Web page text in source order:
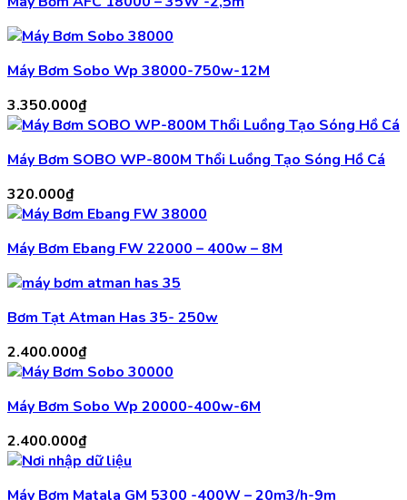
Máy Bơm Sobo Wp 38000-750w-12M
3.350.000₫
Máy Bơm SOBO WP-800M Thổi Luồng Tạo Sóng Hồ Cá
320.000₫
Máy Bơm Ebang FW 22000 – 400w – 8M
Bơm Tạt Atman Has 35- 250w
2.400.000₫
Máy Bơm Sobo Wp 20000-400w-6M
2.400.000₫
Máy Bơm Matala GM 5300 -400W – 20m3/h-9m